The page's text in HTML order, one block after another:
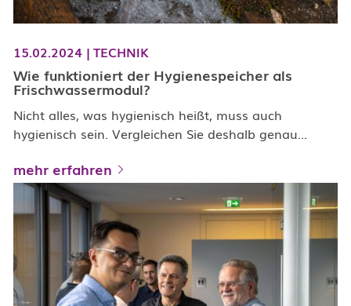
15.02.2024 | TECHNIK
Wie funktioniert der Hygienespeicher als
Frischwassermodul?
Nicht alles, was hygienisch heißt, muss auch
hygienisch sein. Vergleichen Sie deshalb genau...
mehr erfahren